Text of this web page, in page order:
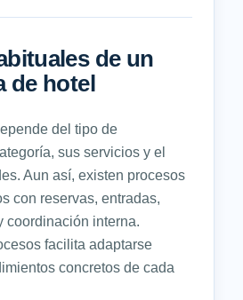
de un
de hotel
del tipo de
sus servicios y el
Aun así, existen procesos
con reservas, entradas,
coordinación interna.
facilita adaptarse
concretos de cada